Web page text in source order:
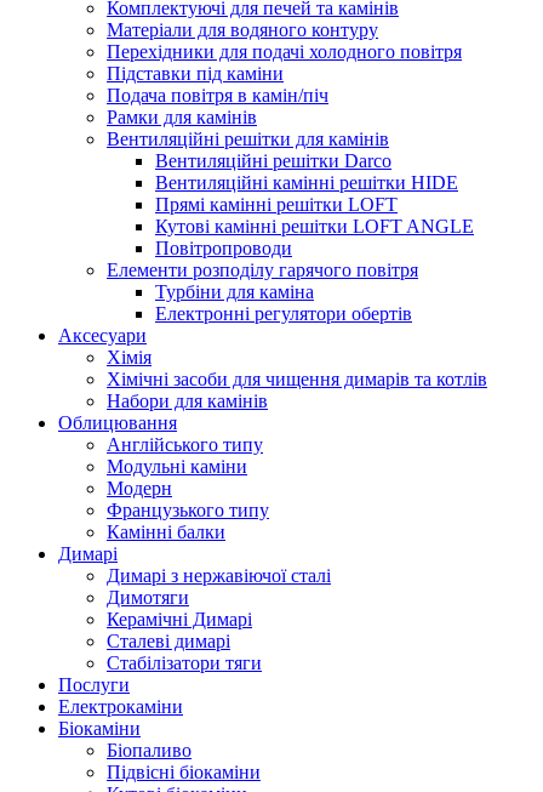
Комплектуючі для печей та камінів
Матеріали для водяного контуру
Перехідники для подачі холодного повітря
Підставки під каміни
Подача повітря в камін/піч
Рамки для камінів
Вентиляційні решітки для камінів
Вентиляційні решітки Darco
Вентиляційні камінні решітки HIDE
Прямі камінні решітки LOFT
Кутові камінні решітки LOFT ANGLE
Повітропроводи
Елементи розподілу гарячого повітря
Турбіни для каміна
Електронні регулятори обертів
Аксесуари
Хімія
Хімічні засоби для чищення димарів та котлів
Набори для камінів
Облицювання
Англійського типу
Модульні каміни
Модерн
Французького типу
Камінні балки
Димарі
Димарі з нержавіючої сталі
Димотяги
Керамічні Димарі
Сталеві димарі
Стабілізатори тяги
Послуги
Електрокаміни
Біокаміни
Біопаливо
Підвісні біокаміни